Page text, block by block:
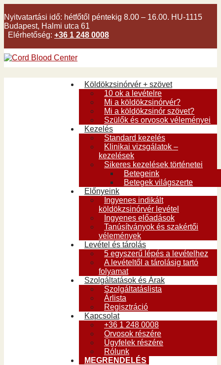
Nyitvatartási idő: hétfőtől péntekig 8.00 – 16.00. HU-1115
Budapest, Halmi utca 61
Elérhetőség: +36 1 248 0008
Köldökzsinórvér + szövet
10 ok a levételre
Mi a köldökzsinórvér?
Mi a köldökzsinór szövet?
Szülők és orvosok véleményei
Kezelés
Standard kezelés
Klinikai vizsgálatok –
kezelések
Sikeres kezelések történetei
Betegeink
Betegek világszerte
Előnyeink
Ingyenes indikált
köldökzsinórvér levétel
Ingyenes előadások
Tanúsítványok és szakértői
vélemények
Levétel és tárolás
5 egyszerű lépés a levételhez
A levételtől a tárolásig tartó
folyamat
Szolgáltatások és Árak
Szolgáltatáslista
Árlista
Regisztráció
Kapcsolat
+36 1 248 0008
Orvosok részére
Ügyfelek részére
Rólunk
MEGRENDELÉS